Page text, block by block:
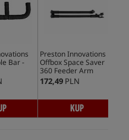
Bar -
Preston Innovations
Offbox Space Saver
360 Feeder Arm
172,49 PLN
KUP